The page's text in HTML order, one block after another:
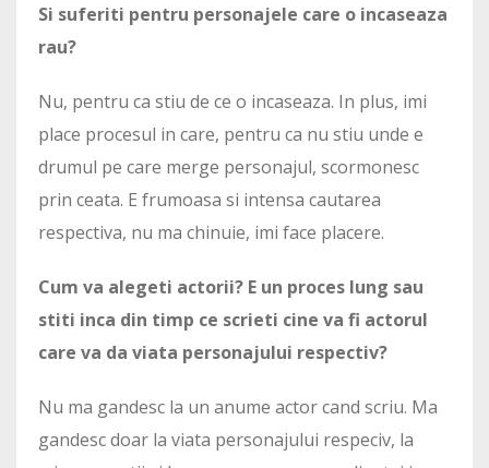
Si suferiti pentru personajele care o incaseaza
rau?
Nu, pentru ca stiu de ce o incaseaza. In plus, imi
place procesul in care, pentru ca nu stiu unde e
drumul pe care merge personajul, scormonesc
prin ceata. E frumoasa si intensa cautarea
respectiva, nu ma chinuie, imi face placere.
Cum va alegeti actorii? E un proces lung sau
stiti inca din timp ce scrieti cine va fi actorul
care va da viata personajului respectiv?
Nu ma gandesc la un anume actor cand scriu. Ma
gandesc doar la viata personajului respeciv, la